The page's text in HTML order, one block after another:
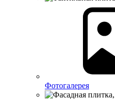
Фотогалерея